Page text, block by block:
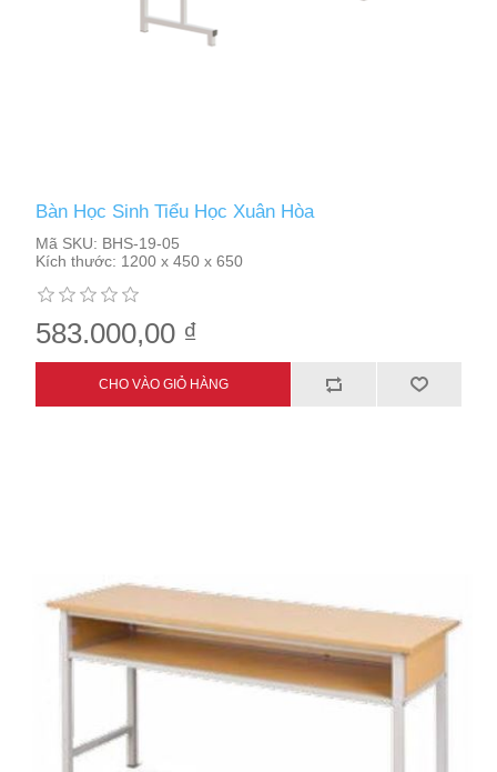
Bàn Học Sinh Tiểu Học Xuân Hòa
Mã SKU: BHS-19-05
Kích thước: 1200 x 450 x 650
583.000,00 ₫